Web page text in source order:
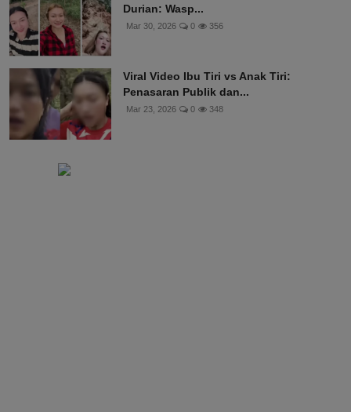
Durian: Wasp...
Mar 30, 2026 0 356
Viral Video Ibu Tiri vs Anak Tiri:
Penasaran Publik dan...
Mar 23, 2026 0 348